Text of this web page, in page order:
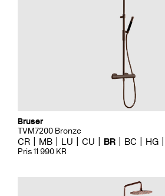
Bruser
TVM7200 Bronze
CR MB LU CU BR BC HG
Pris 11 990 KR